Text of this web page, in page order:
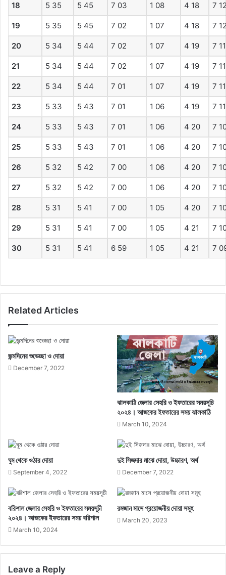
18 5 35 5 45 7 03 1 08 4 18 7
19 5 35 5 45 7 02 1 07 4 18 7
20 5 34 5 44 7 02 1 07 4 19 7 11
21 5 34 5 44 7 02 1 07 4 19 7 11
22 5 34 5 44 7 01 1 07 4 19 7 11
23 5 33 5 43 7 01 1 06 4 19 7 11
24 5 33 5 43 7 01 1 06 4 20 7
25 5 33 5 43 7 01 1 06 4 20 7
26 5 32 5 42 7 00 1 06 4 20 7
27 5 32 5 42 7 00 1 06 4 20 7
28 5 31 5 41 7 00 1 05 4 20 7
29 5 31 5 41 7 00 1 05 4 21 7
30 5 31 5 41 6 59 1 05 4 21 7
Related Articles
জন্মদিনের শুভেচ্ছা ও দোয়া
December 7, 2022
ঝালকাঠি জেলার সেহরি ও ইফতারের সময়সূচি
২০২৪। আজকের ইফতারের সময় ঝালকাঠি
March 10, 2024
ঘুম থেকে ওঠার দোয়া
September 4, 2022
দুই সিজদার মাঝে দোয়া, উচ্চারণ, অর্থ
December 7, 2022
বরিশাল জেলার সেহরি ও ইফতারের সময়সূচী
২০২৪। আজকের ইফতারের সময় বরিশাল
March 10, 2024
রমজান মাসে প্রয়োজনীয় দোয়া সমূহ
March 20, 2023
Leave a Reply